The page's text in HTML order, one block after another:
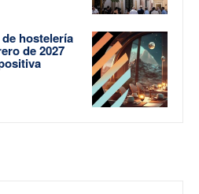
hostelería
de 2027